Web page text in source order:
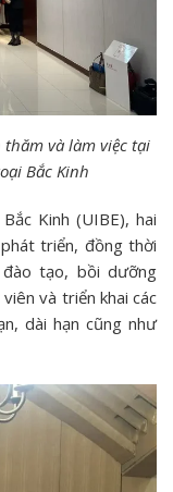
và làm việc tại
Bắc Kinh
Kinh (UIBE), hai
triển, đồng thời
tạo, bồi dưỡng
và triển khai các
dài hạn cũng như